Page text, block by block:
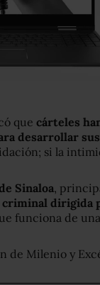
que cárteles
desarrollar
si la
Sinaloa,
dirigida
funciona de
de Milenio y